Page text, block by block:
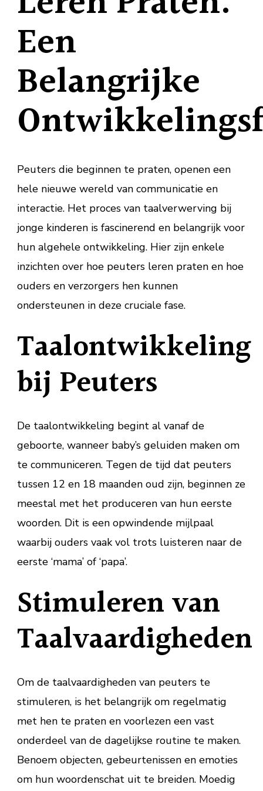
Een
Belangrijke
Peuters die beginnen te praten, openen een
hele nieuwe wereld van communicatie en
interactie. Het proces van taalverwerving bij
jonge kinderen is fascinerend en belangrijk voor
hun algehele ontwikkeling. Hier zijn enkele
inzichten over hoe peuters leren praten en hoe
ouders en verzorgers hen kunnen
ondersteunen in deze cruciale fase.
Taalontwikkeling
bij Peuters
De taalontwikkeling begint al vanaf de
geboorte, wanneer baby’s geluiden maken om
te communiceren. Tegen de tijd dat peuters
tussen 12 en 18 maanden oud zijn, beginnen ze
meestal met het produceren van hun eerste
woorden. Dit is een opwindende mijlpaal
waarbij ouders vaak vol trots luisteren naar de
eerste ‘mama’ of ‘papa’.
Stimuleren van
Taalvaardigheden
Om de taalvaardigheden van peuters te
stimuleren, is het belangrijk om regelmatig
met hen te praten en voorlezen een vast
onderdeel van de dagelijkse routine te maken.
Benoem objecten, gebeurtenissen en emoties
om hun woordenschat uit te breiden. Moedig